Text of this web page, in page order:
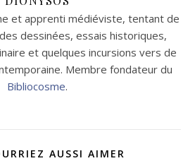
et apprenti médiéviste, tentant de
dessinées, essais historiques,
et quelques incursions vers de
Membre fondateur du
Bibliocosme.
AUSSI AIMER